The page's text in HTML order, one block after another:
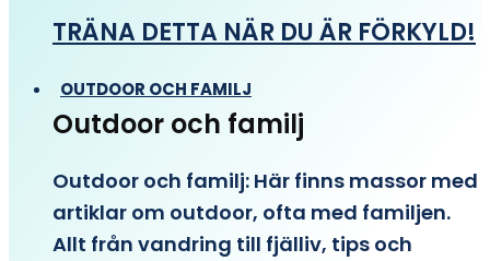
TRÄNA DETTA NÄR DU ÄR FÖRKYLD!
OUTDOOR OCH FAMILJ
Outdoor och familj
Outdoor och familj: Här finns massor med
artiklar om outdoor, ofta med familjen.
Allt från vandring till fjälliv, tips och